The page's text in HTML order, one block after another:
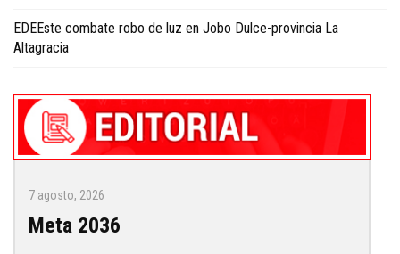
EDEEste combate robo de luz en Jobo Dulce-provincia La
Altagracia
7 agosto, 2026
Meta 2036